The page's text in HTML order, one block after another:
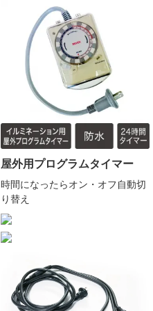
屋外用プログラムタイマー
時間になったらオン・オフ自動切
り替え